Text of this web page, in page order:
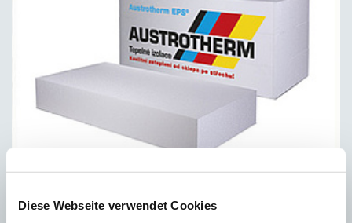
Diese Webseite verwendet Cookies